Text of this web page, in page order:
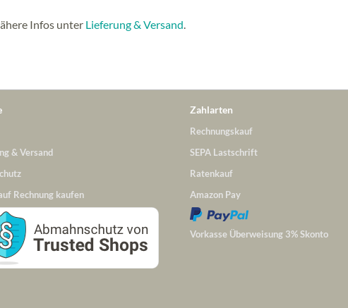
Infos unter Lieferung & Versand.
& Versand
Rechnung kaufen
Zahlarten
Rechnungskauf
SEPA Lastschrift
Ratenkauf
Amazon Pay
Vorkasse Überweisung 3% Skonto